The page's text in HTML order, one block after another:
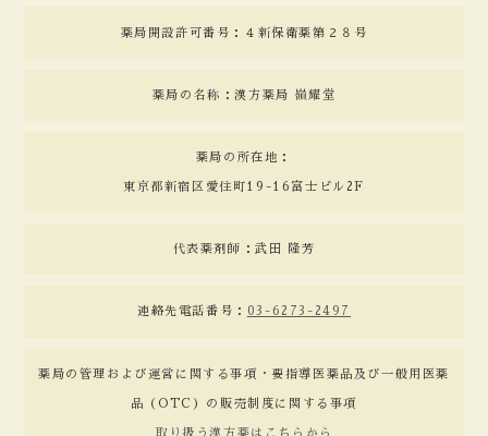
薬局開設許可番号：４新保衛薬第２８号
薬局の名称：漢方薬局 嶺耀堂
薬局の所在地：
東京都新宿区愛住町19-16富士ビル2F
代表薬剤師：武田 隆芳
連絡先電話番号： 03-6273-2497
薬局の管理および運営に関する事項・要指導医薬品及び一般用医薬
品（OTC）の販売制度に関する事項
取り扱う漢方薬はこちらから